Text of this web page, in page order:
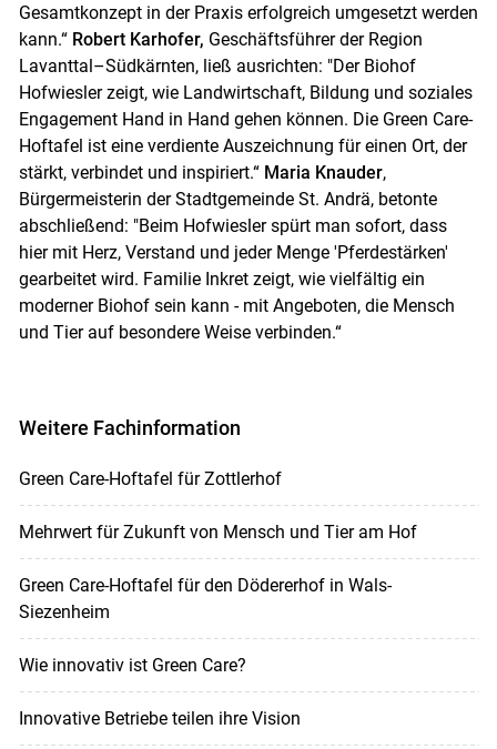
Gesamtkonzept in der Praxis erfolgreich umgesetzt werden
kann.“ Robert Karhofer, Geschäftsführer der Region
Lavanttal–Südkärnten, ließ ausrichten: "Der Biohof
Hofwiesler zeigt, wie Landwirtschaft, Bildung und soziales
Engagement Hand in Hand gehen können. Die Green Care-
Hoftafel ist eine verdiente Auszeichnung für einen Ort, der
stärkt, verbindet und inspiriert.“ Maria Knauder,
Bürgermeisterin der Stadtgemeinde St. Andrä, betonte
abschließend: "Beim Hofwiesler spürt man sofort, dass
hier mit Herz, Verstand und jeder Menge 'Pferdestärken'
gearbeitet wird. Familie Inkret zeigt, wie vielfältig ein
moderner Biohof sein kann - mit Angeboten, die Mensch
und Tier auf besondere Weise verbinden.“
Weitere Fachinformation
Green Care-Hoftafel für Zottlerhof
Mehrwert für Zukunft von Mensch und Tier am Hof
Green Care-Hoftafel für den Dödererhof in Wals-
Siezenheim
Wie innovativ ist Green Care?
Innovative Betriebe teilen ihre Vision